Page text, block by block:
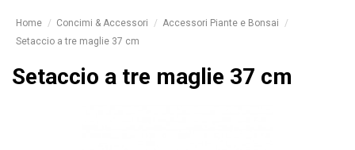
Home Concimi & Accessori
Accessori Piante e Bonsai
Setaccio a tre maglie 37 cm
Setaccio a tre maglie 37 cm